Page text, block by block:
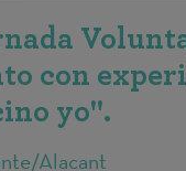
con
yo".
Alacant